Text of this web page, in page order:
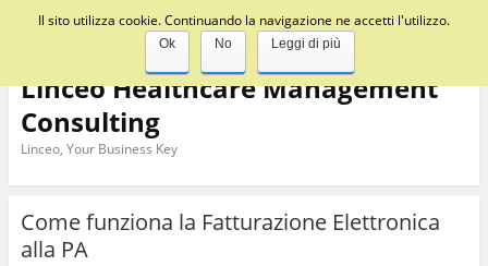
Menu
Linceo Healthcare Management
Consulting
Linceo, Your Business Key
Come funziona la Fatturazione Elettronica
alla PA
Il sito utilizza cookie. Continuando la navigazione ne accetti l'utilizzo.
Ok No Leggi di più